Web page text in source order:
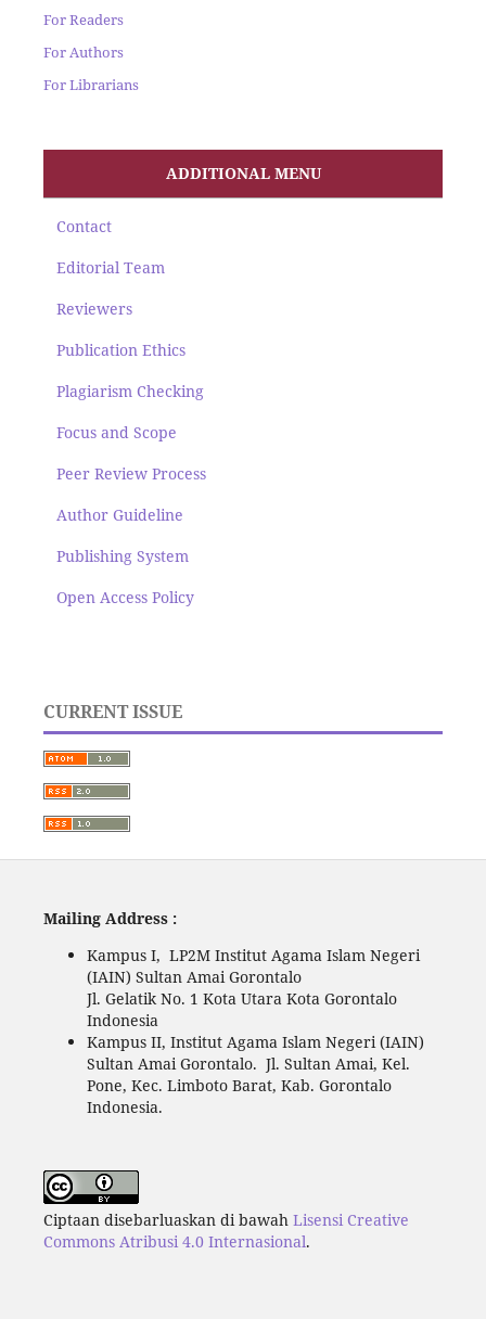
For Readers
For Authors
For Librarians
ADDITIONAL MENU
Contact
Editorial Team
Reviewers
Publication Ethics
Plagiarism Checking
Focus and Scope
Peer Review Process
Author Guideline
Publishing System
Open Access Policy
CURRENT ISSUE
Mailing Address :
Kampus I, LP2M Institut Agama Islam Negeri
(IAIN) Sultan Amai Gorontalo
Jl. Gelatik No. 1 Kota Utara Kota Gorontalo
Indonesia
Kampus II, Institut Agama Islam Negeri (IAIN)
Sultan Amai Gorontalo. Jl. Sultan Amai, Kel.
Pone, Kec. Limboto Barat, Kab. Gorontalo
Indonesia.
Ciptaan disebarluaskan di bawah Lisensi Creative
Commons Atribusi 4.0 Internasional.